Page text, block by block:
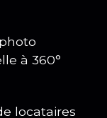
à 360°
locataires